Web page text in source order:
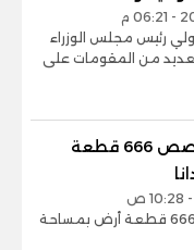
رئيس مجلس الوزراء
من المقومات على
بالأرقام.. "الإسكان" تخصص 666 قطعة
بالارقام.. الإسكان تخصص 666 قطعة أرض بمساحة